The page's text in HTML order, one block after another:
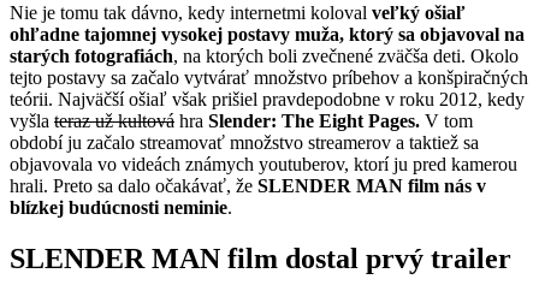
Nie je tomu tak dávno, kedy internetmi koloval veľký ošiaľ
ohľadne tajomnej vysokej postavy muža, ktorý sa objavoval na
starých fotografiách, na ktorých boli zvečnené zväčša deti. Okolo
tejto postavy sa začalo vytvárať množstvo príbehov a konšpiračných
teórii. Najväčší ošiaľ však prišiel pravdepodobne v roku 2012, kedy
vyšla teraz už kultová hra Slender: The Eight Pages. V tom
období ju začalo streamovať množstvo streamerov a taktiež sa
objavovala vo videách známych youtuberov, ktorí ju pred kamerou
hrali. Preto sa dalo očakávať, že SLENDER MAN film nás v
blízkej budúcnosti neminie.
SLENDER MAN film dostal prvý trailer